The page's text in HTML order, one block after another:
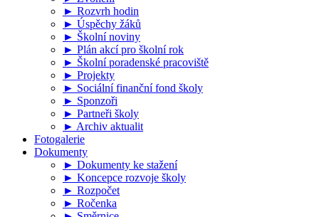
► Rozvrh hodin
► Úspěchy žáků
► Školní noviny
► Plán akcí pro školní rok
► Školní poradenské pracoviště
► Projekty
► Sociální finanční fond školy
► Sponzoři
► Partneři školy
► Archiv aktualit
Fotogalerie
Dokumenty
► Dokumenty ke stažení
► Koncepce rozvoje školy
► Rozpočet
► Ročenka